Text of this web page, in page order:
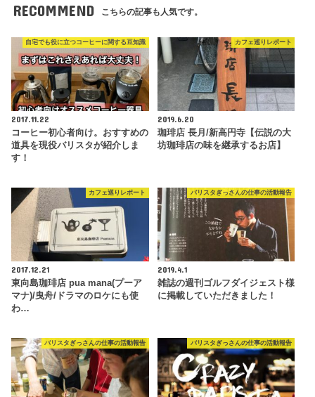
RECOMMEND こちらの記事も人気です。
自宅でも役に立つコーヒーに関する豆知識
2017.11.22
コーヒー初心者向け。おすすめの
道具を現役バリスタが紹介しま
す！
カフェ巡りレポート
2019.6.20
珈琲店 長月/新高円寺【伝説の大
坊珈琲店の味を継承するお店】
カフェ巡りレポート
2017.12.21
東向島珈琲店 pua mana(プーア
マナ)/曳舟/ドラマのロケにも使
わ…
バリスタぎっさんの仕事の活動報告
2019.4.1
雑誌の週刊ゴルフダイジェスト様
に掲載していただきました！
バリスタぎっさんの仕事の活動報告 バリスタぎっさんの仕事の活動報告